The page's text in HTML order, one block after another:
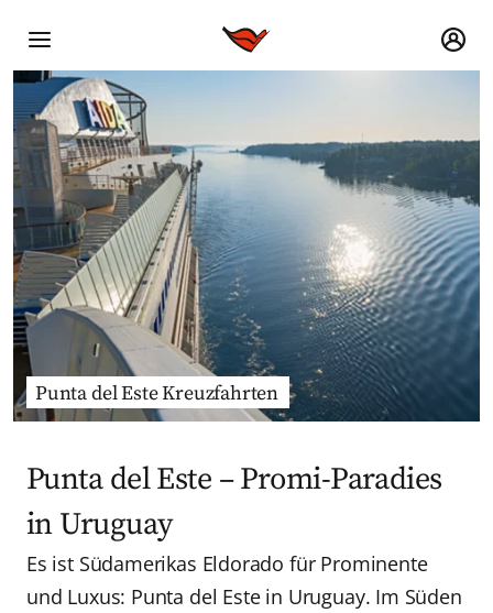
Punta del Este Kreuzfahrten
Punta del Este – Promi-Paradies
in Uruguay
Es ist Südamerikas Eldorado für Prominente
und Luxus: Punta del Este in Uruguay. Im Süden